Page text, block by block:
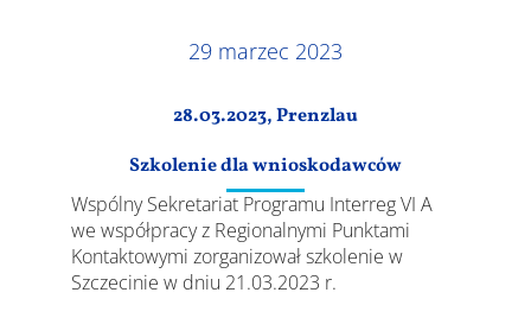
29 marzec 2023
28.03.2023, Prenzlau
Szkolenie dla wnioskodawców
Wspólny Sekretariat Programu Interreg VI A
we współpracy z Regionalnymi Punktami
Kontaktowymi zorganizował szkolenie w
Szczecinie w dniu 21.03.2023 r.